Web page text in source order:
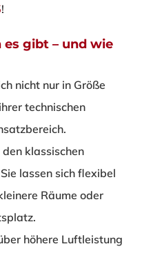
!
gibt – und wie
nicht nur in Größe
technischen
klassischen
lassen sich flexibel
Räume oder
höhere Luftleistung